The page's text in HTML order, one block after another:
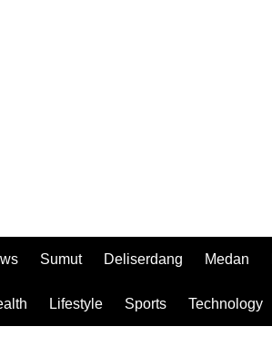
Sumut Deliserdang Medan
Lifestyle Sports Technology